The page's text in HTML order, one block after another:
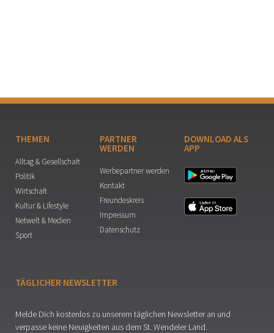
THEMEN
Alltag & Gesellschaft
Politik
Wirtschaft
Kultur & Lifestyle
Netwelt & Medien
Sport
PARTNER
WERDEN
Werbepartner werden
Kontakt
Freundeskreis
Impressum
Datenschutz
DOWNLOAD ALS
APP
TÄGLICHER NEWSLETTER
Melde Dich kostenlos zu unserem täglichen Newsletter an und
verpasse keine Neuigkeiten aus dem St. Wendeler Land.